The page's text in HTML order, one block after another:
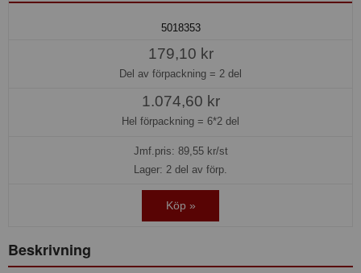
5018353
179,10 kr
Del av förpackning = 2 del
1.074,60 kr
Hel förpackning = 6*2 del
Jmf.pris: 89,55kr/st
Lager: 2 del av förp.
Köp »
Beskrivning